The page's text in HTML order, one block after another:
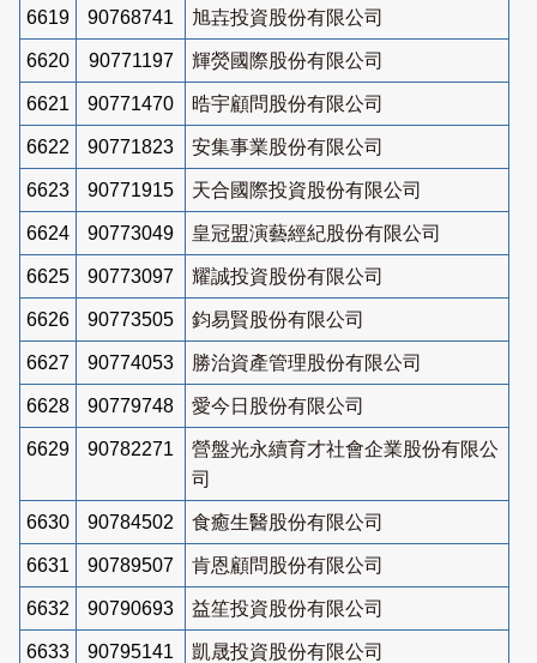
6619 90768741 旭壵投資股份有限公司
6620 90771197 輝熒國際股份有限公司
6621 90771470 晧宇顧問股份有限公司
6622 90771823 安集事業股份有限公司
6623 90771915 天合國際投資股份有限公司
6624 90773049 皇冠盟演藝經紀股份有限公司
6625 90773097 耀誠投資股份有限公司
6626 90773505 鈞易賢股份有限公司
6627 90774053 勝治資產管理股份有限公司
6628 90779748 愛今日股份有限公司
6629 90782271
營盤光永續育才社會企業股份有限公
司
6630 90784502 食癒生醫股份有限公司
6631 90789507 肯恩顧問股份有限公司
6632 90790693 益笙投資股份有限公司
6633 90795141 凱晟投資股份有限公司